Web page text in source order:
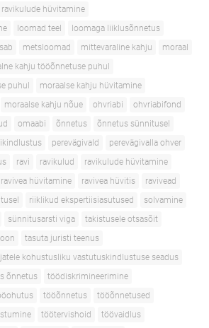
ravikulude hüvitamine
loomad teel
loomaga liiklusõnnetus
metsloomad mittevaraline kahju
moraal
kahju tööõnnetuse puhul
puhul
moraalse kahju hüvitamine
moraalse kahju nõue ohvriabi
ohvriabifond
omaabi õnnetus
õnnetus sünnitusel
perevägivald
perevägivalla ohver
ravi ravikulud
ravikulude hüvitamine
ravivea hüvitamine ravivea hüvitis
ravivead
riiklikud ekspertiisiasutused
solvamine
sünnitusarsti viga
takistusele otsasõit
tasuta juristi teenus
kohustusliku vastutuskindlustuse seadus
õnnetus
töödiskrimineerimine
tööõnnetus
tööõnnetused
töötervishoid
töövaidlus